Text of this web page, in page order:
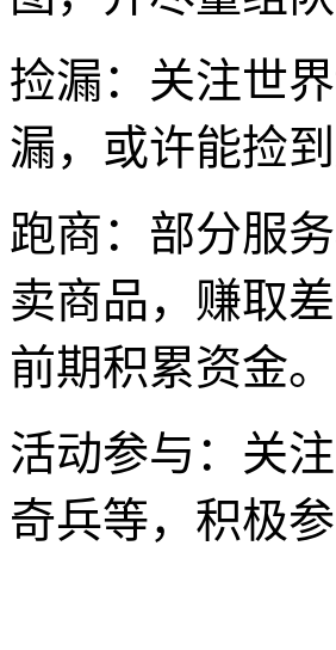
捡漏：关注世
漏，或许能捡
跑商：部分服
卖商品，赚取
前期积累资金。
活动参与：关
奇兵等，积极